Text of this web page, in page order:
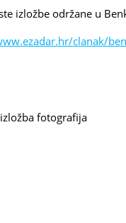
izložbe održane u
clanak/
izložba fotografija